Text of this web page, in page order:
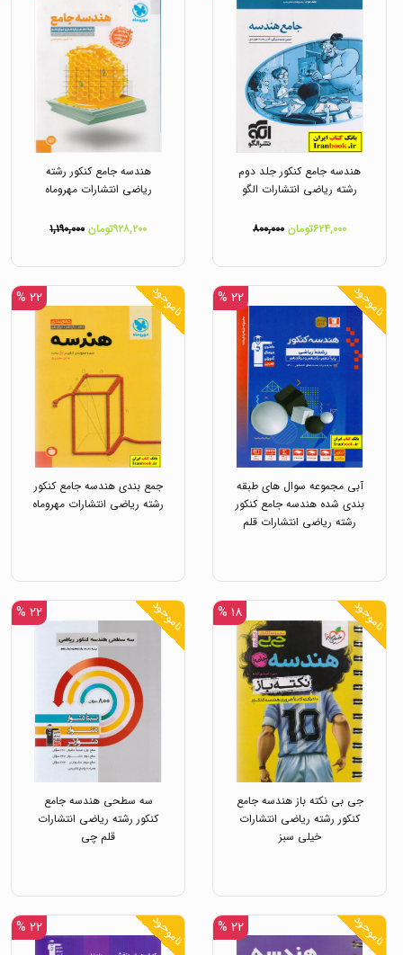
هندسه جامع کنکور جلد دوم
رشته ریاضی انتشارات الگو
۶۲۴,۰۰۰تومان ۸۰۰,۰۰۰
هندسه جامع کنکور رشته
ریاضی انتشارات مهروماه
۹۲۸,۲۰۰تومان ۱,۱۹۰,۰۰۰
ناموجود ۲۲ %
آبی مجموعه سوال های طبقه
بندی شده هندسه جامع کنکور
رشته ریاضی انتشارات قلم
ناموجود ۲۲ %
جمع بندی هندسه جامع کنکور
رشته ریاضی انتشارات مهروماه
ناموجود ۱۸ %
جی بی نکته باز هندسه جامع
کنکور رشته ریاضی انتشارات
خیلی سبز
ناموجود ۲۲ %
سه سطحی هندسه جامع
کنکور رشته ریاضی انتشارات
قلم چی
ناموجود ۲۲ % ناموجود ۲۲ %